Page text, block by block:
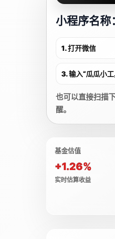
小程序名称：
1. 打开微信
3. 输入“瓜瓜小工
也可以直接扫描
醒。
基金估值
+1.26%
实时估算收益